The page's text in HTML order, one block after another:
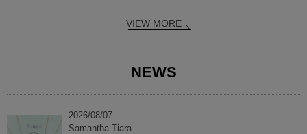
VIEW MORE
NEWS
2026/08/07
Samantha Tiara